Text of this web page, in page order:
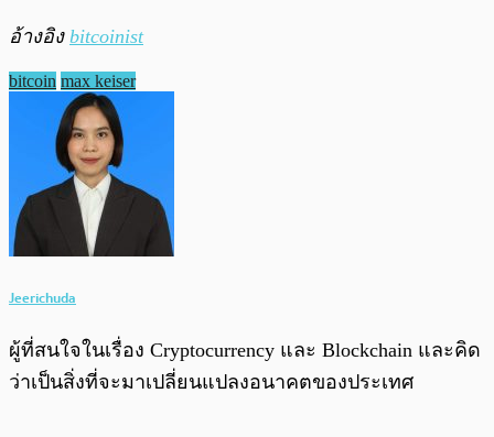
อ้างอิง bitcoinist
bitcoin max keiser
Jeerichuda
ผู้ที่สนใจในเรื่อง Cryptocurrency และ Blockchain และคิด
ว่าเป็นสิ่งที่จะมาเปลี่ยนแปลงอนาคตของประเทศ